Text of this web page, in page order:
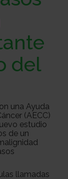
del
una Ayuda
(AECC)
estudio
de un
llamadas